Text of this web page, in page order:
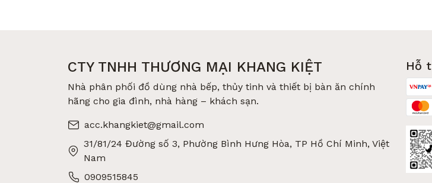
CTY TNHH THƯƠNG MẠI KHANG KIỆT
Nhà phân phối đồ dùng nhà bếp, thủy tinh và thiết bị bàn ăn chính
hãng cho gia đình, nhà hàng – khách sạn.
acc.khangkiet@gmail.com
31/81/24 Đường số 3, Phường Bình Hưng Hòa, TP Hồ Chí Minh, Việt
Nam
0909515845
Hỗ